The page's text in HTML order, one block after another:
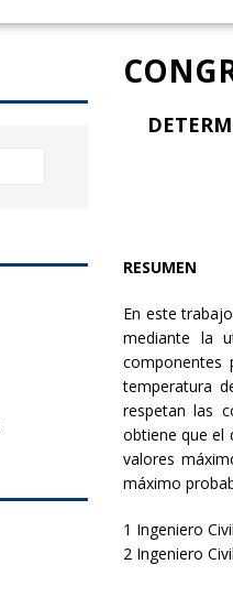
RESUMEN
En este
mediante la
componentes
temperatura
respetan las
obtiene que el
valores
máximo
1 Ingeniero
2 Ingeniero